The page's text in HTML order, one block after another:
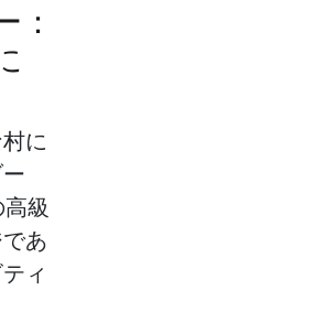
：
に
級
あ
ィ